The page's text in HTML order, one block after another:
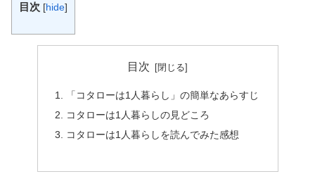
目次 [hide]
目次
「コタローは1人暮らし」の簡単なあらすじ
コタローは1人暮らしの見どころ
コタローは1人暮らしを読んでみた感想